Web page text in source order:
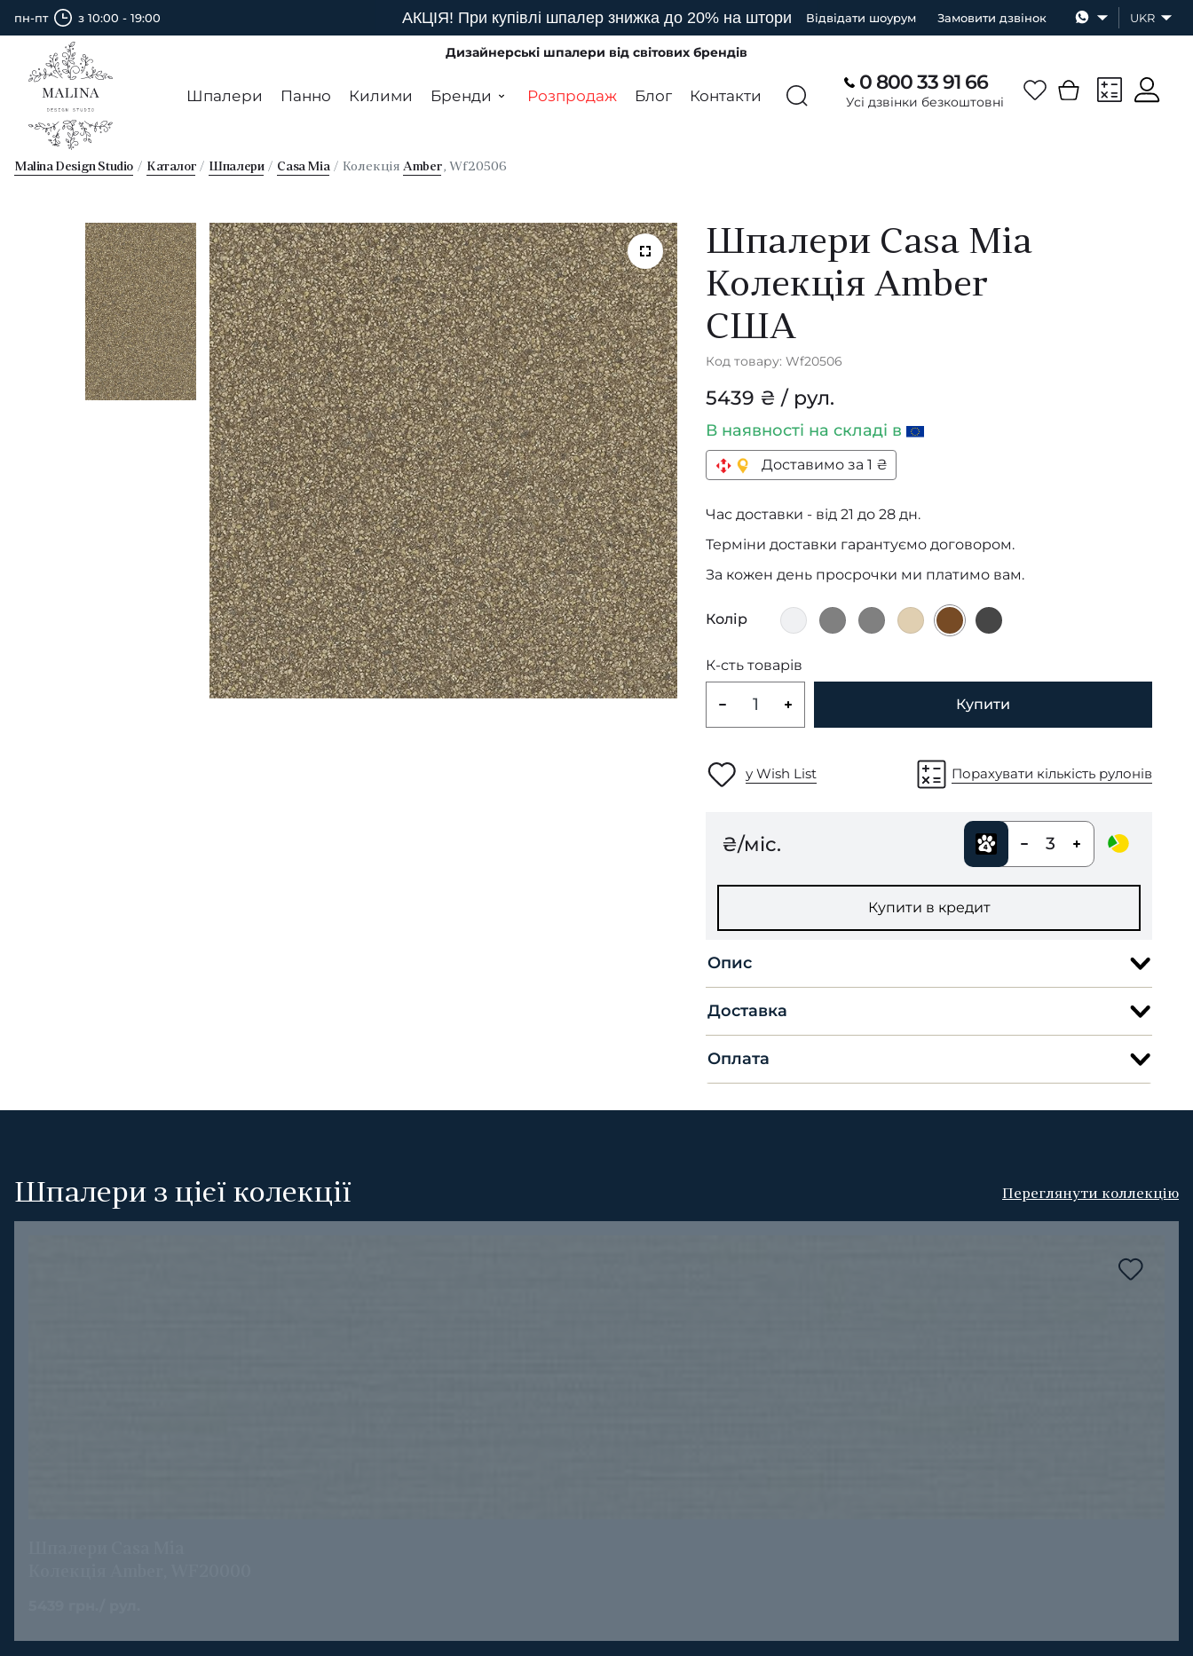
пн-пт з 10:00 - 19:00 АКЦІЯ! При купівлі шпалер знижка до 20% на штори Відвідати шоурум Замовити дзвінок UKR
Дизайнерські шпалери від світових брендів
Шпалери Панно Килими Бренди Розпродаж Блог Контакти
0 800 33 91 66
Усі дзвінки безкоштовні
Malina Design Studio Каталог Шпалери Casa Mia КолекціяAmber, Wf20506
Шпалери Casa Mia
Колекція Amber
США
Код товару: Wf20506
5439 ₴ / рул.
В наявності на складі в
Доставимо за 1 ₴
Час доставки - від 21 до 28 дн.
Терміни доставки гарантуємо договором.
За кожен день просрочки ми платимо вам.
Колір
К-сть товарів
Купити
у Wish List Порахувати кількість рулонів
₴/міс. 3
Купити в кредит
Опис
Доставка
Оплата
Шпалери з цієї колекції Переглянути коллекцію